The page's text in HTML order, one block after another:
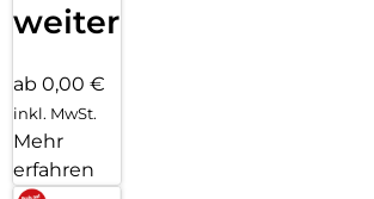
weiter
ab 0,00 €
inkl. MwSt.
Mehr
erfahren